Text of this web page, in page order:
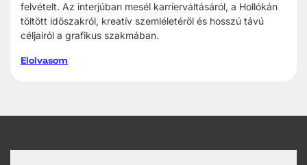
felvételt. Az interjúban mesél karrierváltásáról, a Hollókán
töltött időszakról, kreatív szemléletéről és hosszú távú
céljairól a grafikus szakmában.
Elolvasom